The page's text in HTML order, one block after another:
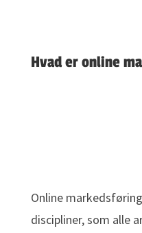
Hvad er online
Online
discipliner, som alle